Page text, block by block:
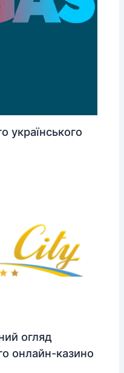
українського
огляд
онлайн-казино